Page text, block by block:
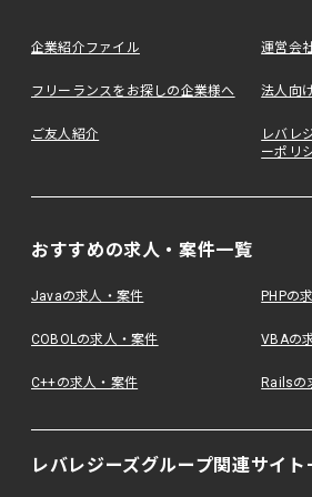
企業紹介ファイル 運営会
フリーランスをお探しの企業様へ 法人向
ご友人紹介
レバレ
ーポリ
おすすめの求人・案件一覧
Javaの求人・案件 PHPの
COBOLの求人・案件 VBAの
C++の求人・案件 Railsの
レバレジーズグループ関連サイト